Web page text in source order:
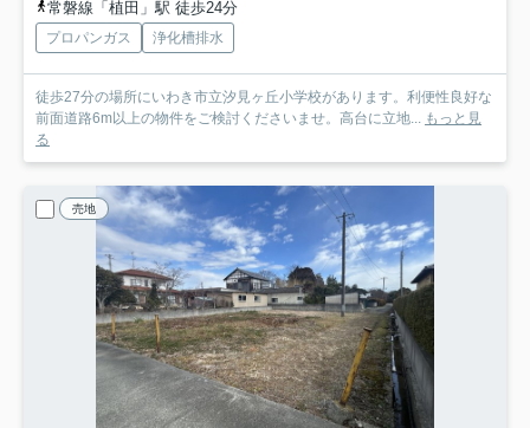
常磐線「植田」駅 徒歩24分
プロパンガス 浄化槽排水
徒歩27分の場所にいわき市立汐見ヶ丘小学校があります。利便性良好な
前面道路6m以上の物件をご検討くださいませ。高台に立地...
もっと見
る
売地